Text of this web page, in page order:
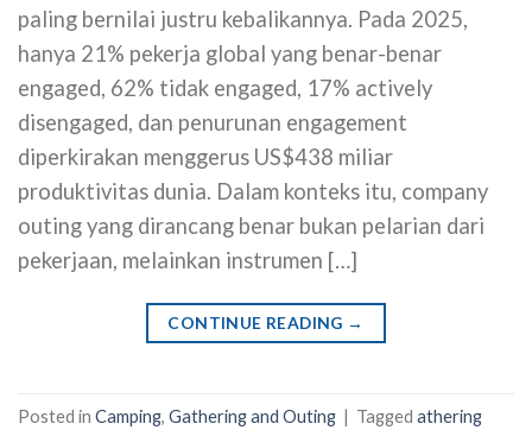
paling bernilai justru kebalikannya. Pada 2025,
hanya 21% pekerja global yang benar-benar
engaged, 62% tidak engaged, 17% actively
disengaged, dan penurunan engagement
diperkirakan menggerus US$438 miliar
produktivitas dunia. Dalam konteks itu, company
outing yang dirancang benar bukan pelarian dari
pekerjaan, melainkan instrumen […]
CONTINUE READING →
Posted in Camping, Gathering and Outing | Tagged athering